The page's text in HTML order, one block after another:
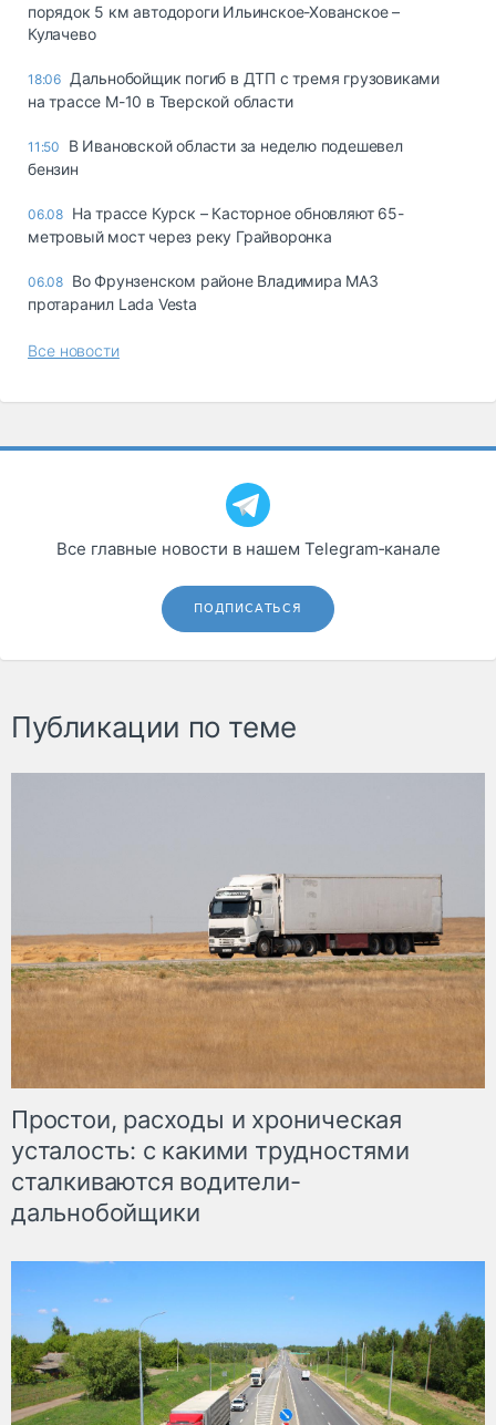
порядок 5 км автодороги Ильинское-Хованское –
Кулачево
18:06 Дальнобойщик погиб в ДТП с тремя грузовиками
на трассе М-10 в Тверской области
11:50
В Ивановской области за неделю подешевел
бензин
06.08 На трассе Курск – Касторное обновляют 65-
метровый мост через реку Грайворонка
06.08 Во Фрунзенском районе Владимира МАЗ
протаранил Lada Vesta
Все новости
Все главные новости в нашем Telegram‑канале
ПОДПИСАТЬСЯ
Публикации по теме
Простои, расходы и хроническая
усталость: с какими трудностями
сталкиваются водители-
дальнобойщики